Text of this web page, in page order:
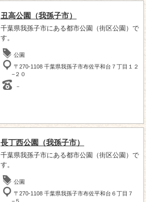
丑高公園（我孫子市）
千葉県我孫子市にある都市公園（街区公園）で
す。
公園
〒270-1108 千葉県我孫子市布佐平和台７丁目１２
−２０
－
長丁西公園（我孫子市）
千葉県我孫子市にある都市公園（街区公園）で
す。
公園
〒270-1108 千葉県我孫子市布佐平和台６丁目７